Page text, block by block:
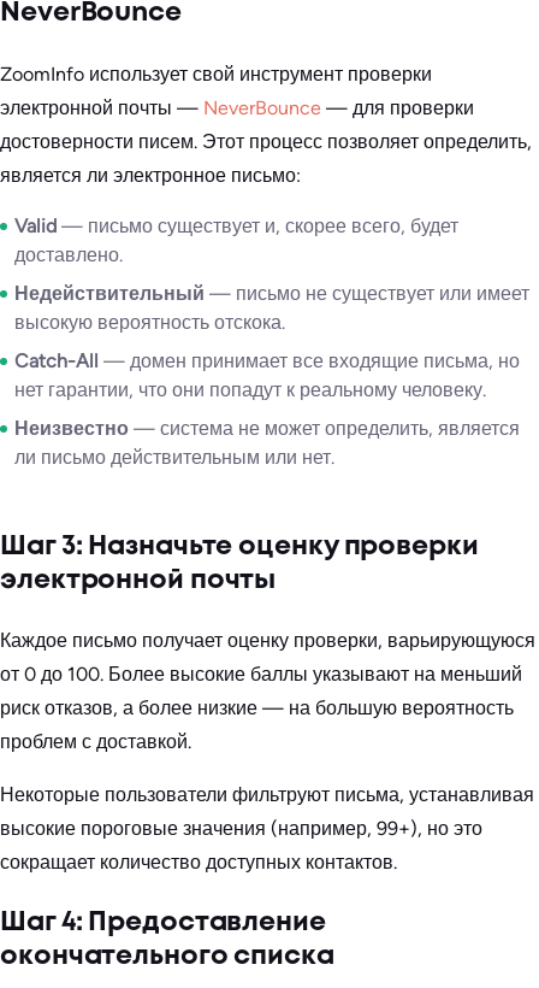
NeverBounce
ZoomInfo использует свой инструмент проверки
электронной почты — NeverBounce — для проверки
достоверности писем. Этот процесс позволяет определить,
является ли электронное письмо:
Valid — письмо существует и, скорее всего, будет
доставлено.
Недействительный — письмо не существует или имеет
высокую вероятность отскока.
Catch-All — домен принимает все входящие письма, но
нет гарантии, что они попадут к реальному человеку.
Неизвестно — система не может определить, является
ли письмо действительным или нет.
Шаг 3: Назначьте оценку проверки
электронной почты
Каждое письмо получает оценку проверки, варьирующуюся
от 0 до 100. Более высокие баллы указывают на меньший
риск отказов, а более низкие — на большую вероятность
проблем с доставкой.
Некоторые пользователи фильтруют письма, устанавливая
высокие пороговые значения (например, 99+), но это
сокращает количество доступных контактов.
Шаг 4: Предоставление
окончательного списка